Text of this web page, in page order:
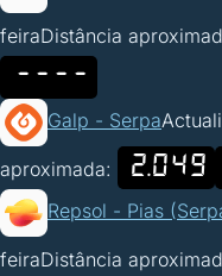
feiraDistância
----
Galp - Serpa
aproximada: 2.049
Repsol - Pias
feiraDistância